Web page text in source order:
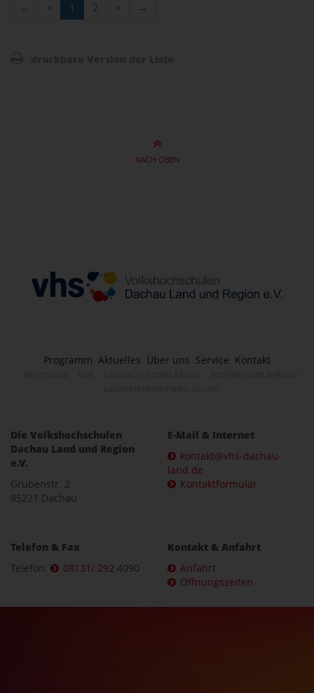
← « 1 2 » →
NACH OBEN
Programm Aktuelles Über uns Service Kontakt
Die Volkshochschulen
Dachau Land und Region
e.V.
Grubenstr. 2
85221 Dachau
E-Mail & Internet
kontakt@vhs-dachau-
land.de
Kontaktformular
Telefon & Fax
Telefon:
08131/ 292 4090
Kontakt & Anfahrt
Anfahrt
Öffnungszeiten